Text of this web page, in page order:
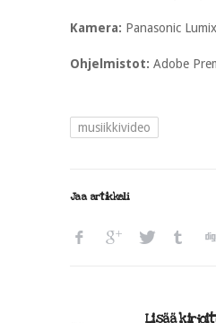
Kamera: Panasonic
Ohjelmistot: Adobe
musiikkivideo
Jaa artikkeli
Lisää